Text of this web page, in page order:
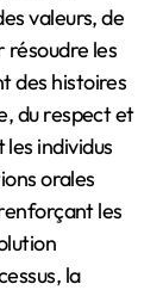
valeurs, de
résoudre les
des histoires
du respect et
individus
orales
les
la